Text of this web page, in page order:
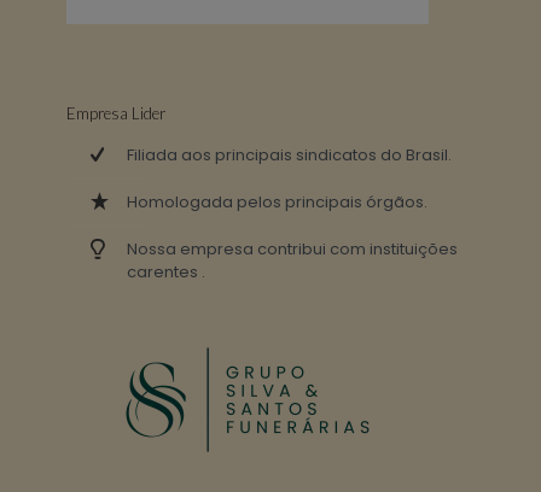
Empresa Lider
Filiada aos principais sindicatos do Brasil.
Homologada pelos principais órgãos.
Nossa empresa contribui com instituições
carentes .